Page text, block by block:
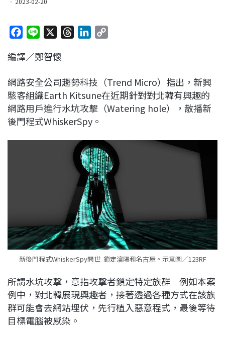
c
b
o
o
k
n
a
d
s
e
d
I
n
L
i
n
編譯／鄭智懷
網路安全公司趨勢科技（Trend Micro）指出，新興
駭客組織Earth Kitsune在近期針對對北韓有興趣的
網路用戶進行水坑攻擊（Watering hole），散播新
後門程式WhiskerSpy。
新後門程式WhiskerSpy問世 鎖定瀋陽和名古屋。示意圖／123RF
所謂水坑攻擊，意指攻擊者鎖定特定族群─例如本案
例中，對北韓展現興趣者，接著透過各種方式在該族
群可能會去網站埋伏，先行植入惡意程式，最後等待
目標電腦被感染。